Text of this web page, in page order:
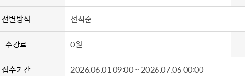
선별방식 선착순
수강료 0원
접수기간 2026.06.01 09:00 ~ 2026.07.06 00:00